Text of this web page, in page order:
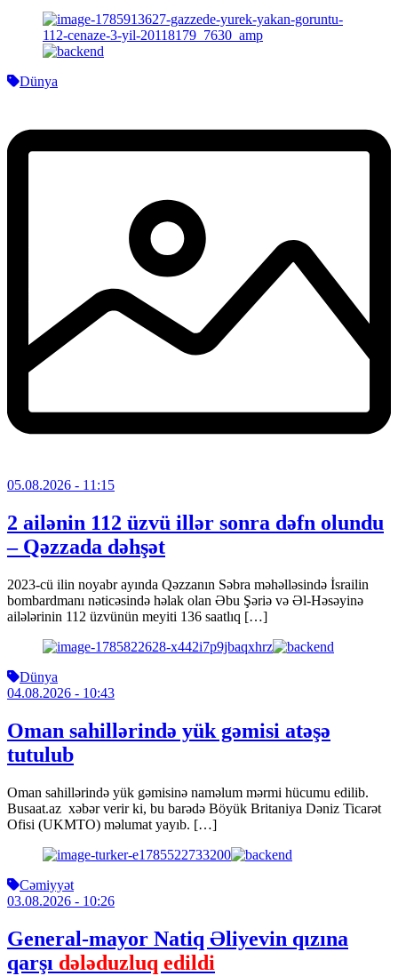
Dünya
05.08.2026 - 11:15
2 ailənin 112 üzvü illər sonra dəfn olundu
– Qəzzada dəhşət
2023-cü ilin noyabr ayında Qəzzanın Səbra məhəlləsində İsrailin
bombardmanı nəticəsində həlak olan Əbu Şəriə və Əl-Həsəyinə
ailələrinin 112 üzvünün meyiti 136 saatlıq […]
Dünya
04.08.2026 - 10:43
Oman sahillərində yük gəmisi atəşə
tutulub
Oman sahillərində yük gəmisinə naməlum mərmi hücumu edilib.
Busaat.az xəbər verir ki, bu barədə Böyük Britaniya Dəniz Ticarət
Ofisi (UKMTO) məlumat yayıb. […]
Cəmiyyət
03.08.2026 - 10:26
General-mayor Natiq Əliyevin qızına
qarşı dələduzluq edildi